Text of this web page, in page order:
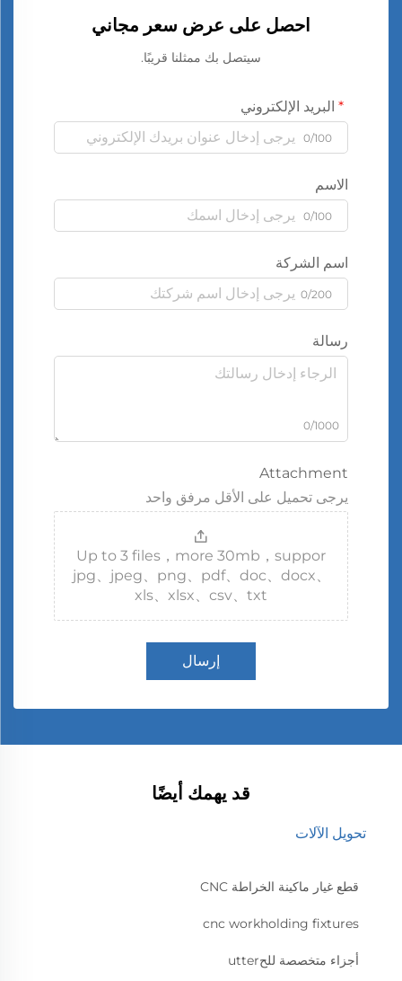
احصل على عرض سعر مجاني
سيتصل بك ممثلنا قريبًا.
البريد الإلكتروني
0/100
الاسم
0/100
اسم الشركة
0/200
رسالة
0/1000
Attachment
يرجى تحميل على الأقل مرفق واحد
Up to 3 files，more 30mb，suppor
jpg、jpeg、png、pdf、doc、docx、
xls、xlsx、csv、txt
إرسال
قد يهمك أيضًا
تحويل الآلات
قطع غيار ماكينة الخراطة CNC
cnc workholding fixtures
أجزاء متخصصة للحutter